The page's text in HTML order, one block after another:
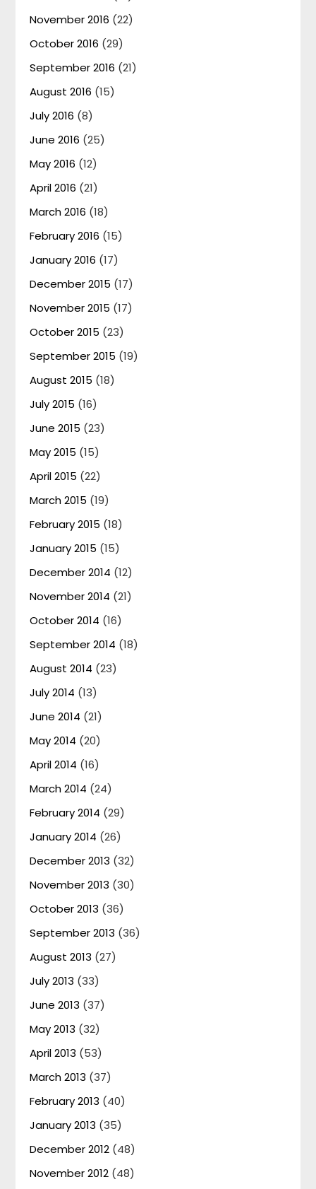
November 2016 (22)
October 2016 (29)
September 2016 (21)
August 2016 (15)
July 2016 (8)
June 2016 (25)
May 2016 (12)
April 2016 (21)
March 2016 (18)
February 2016 (15)
January 2016 (17)
December 2015 (17)
November 2015 (17)
October 2015 (23)
September 2015 (19)
August 2015 (18)
July 2015 (16)
June 2015 (23)
May 2015 (15)
April 2015 (22)
March 2015 (19)
February 2015 (18)
January 2015 (15)
December 2014 (12)
November 2014 (21)
October 2014 (16)
September 2014 (18)
August 2014 (23)
July 2014 (13)
June 2014 (21)
May 2014 (20)
April 2014 (16)
March 2014 (24)
February 2014 (29)
January 2014 (26)
December 2013 (32)
November 2013 (30)
October 2013 (36)
September 2013 (36)
August 2013 (27)
July 2013 (33)
June 2013 (37)
May 2013 (32)
April 2013 (53)
March 2013 (37)
February 2013 (40)
January 2013 (35)
December 2012 (48)
November 2012 (48)